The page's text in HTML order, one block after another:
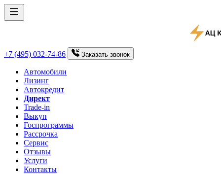
+7 (495) 032-74-86 Заказать звонок
Автомобили
Лизинг
Автокредит
Директ
Trade-in
Выкуп
Госпрограммы
Рассрочка
Сервис
Отзывы
Услуги
Контакты